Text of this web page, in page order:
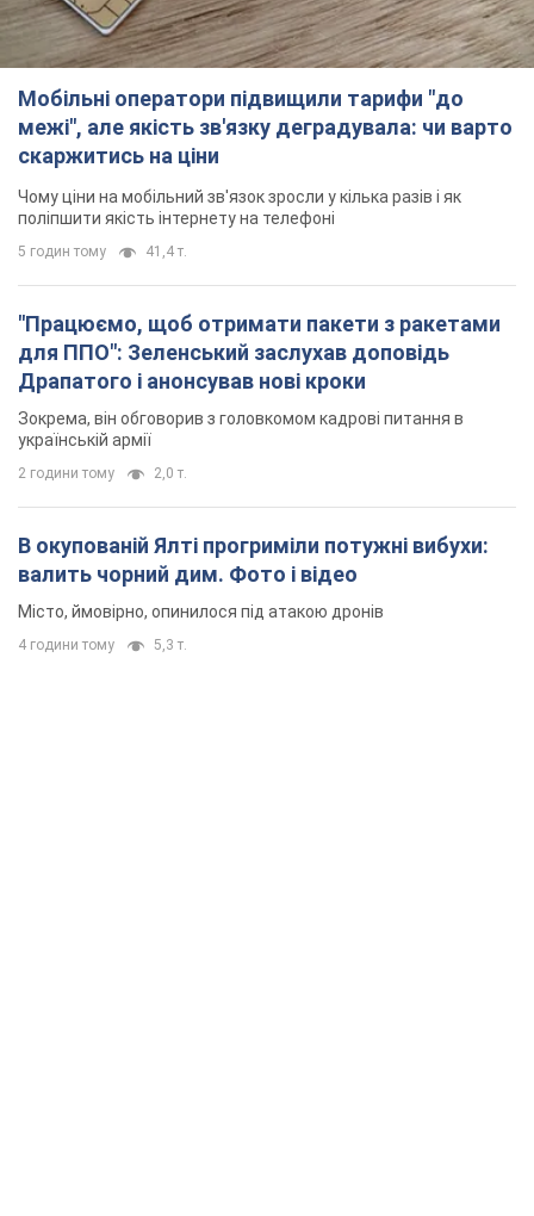
Зокрема, він обговорив з головкомом кадрові питання в
українській армії
2 години тому 2,0 т.
В окупованій Ялті прогриміли потужні вибухи:
валить чорний дим. Фото і відео
Місто, ймовірно, опинилося під атакою дронів